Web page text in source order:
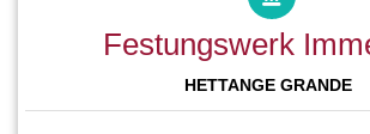
Festungswerk
HETTANGE GRANDE